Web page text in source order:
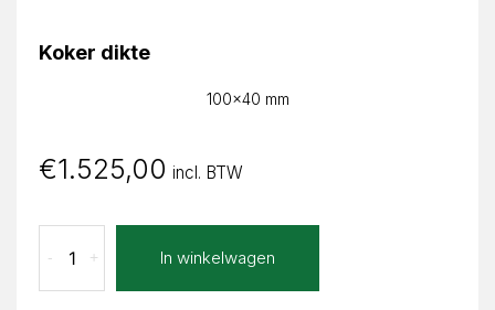
Koker dikte
100x40 mm
€1.525,00 incl. BTW
Oro
Bianca
+
- In winkelwagen